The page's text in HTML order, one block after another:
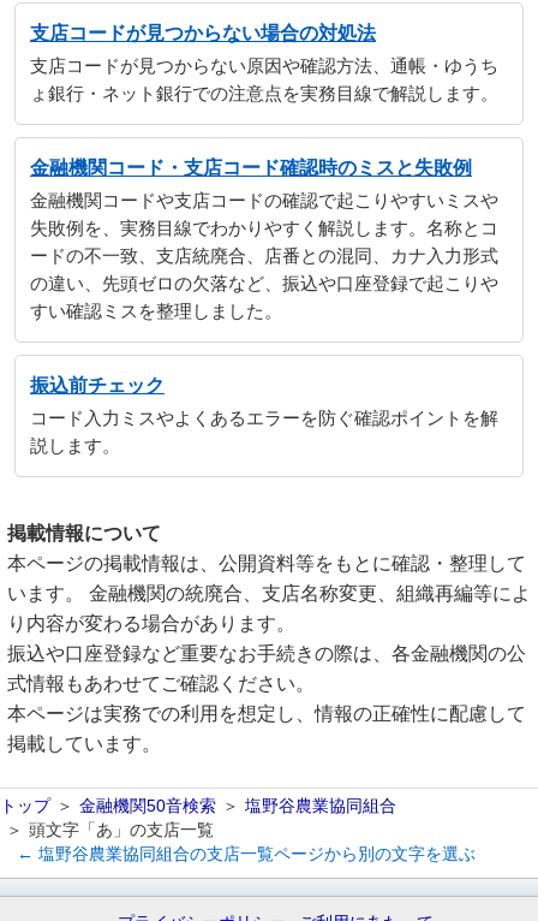
支店コードが見つからない場合の対処法
支店コードが見つからない原因や確認方法、通帳・ゆうち
ょ銀行・ネット銀行での注意点を実務目線で解説します。
金融機関コード・支店コード確認時のミスと失敗例
金融機関コードや支店コードの確認で起こりやすいミスや
失敗例を、実務目線でわかりやすく解説します。名称とコ
ードの不一致、支店統廃合、店番との混同、カナ入力形式
の違い、先頭ゼロの欠落など、振込や口座登録で起こりや
すい確認ミスを整理しました。
振込前チェック
コード入力ミスやよくあるエラーを防ぐ確認ポイントを解
説します。
掲載情報について
本ページの掲載情報は、公開資料等をもとに確認・整理して
います。 金融機関の統廃合、支店名称変更、組織再編等によ
り内容が変わる場合があります。
振込や口座登録など重要なお手続きの際は、各金融機関の公
式情報もあわせてご確認ください。
本ページは実務での利用を想定し、情報の正確性に配慮して
掲載しています。
トップ 金融機関50音検索
塩野谷農業協同組合
頭文字「あ」の支店一覧
← 塩野谷農業協同組合の支店一覧ページから別の文字を選ぶ